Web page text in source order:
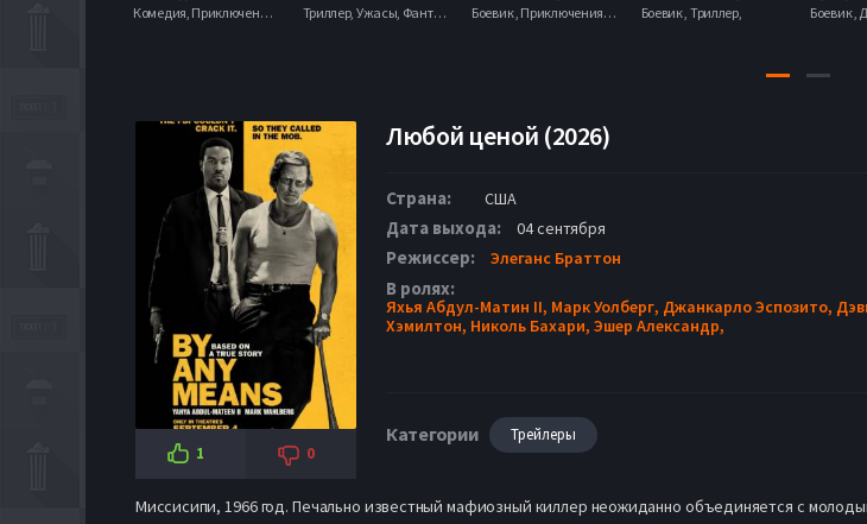
Комедия, Приключения, Фэнтези, Триллер, Ужасы, Фантастика, Боевик , Приключения, Фантастика, Фэнтези, Боевик , Триллер,
1 0
Любой ценой (2026)
Страна: США
Дата выхода: 04 сентября
Режиссер: Элеганс Браттон
В ролях:
Яхья Абдул-Матин II, Марк Уолберг, Джанкарло Эспозито,
Хэмилтон, Николь Бахари, Эшер Александр,
Категории Трейлеры
Миссисипи, 1966 год. Печально известный мафиозный киллер неожиданно объединяется с